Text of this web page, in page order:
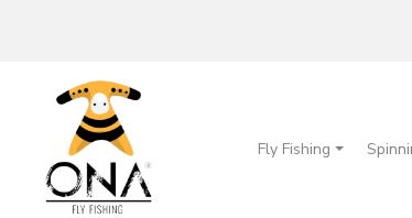
Fly Fishing